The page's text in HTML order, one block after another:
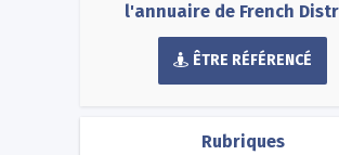
l'annuaire de French
ÊTRE RÉFÉRENCÉ
Rubriques